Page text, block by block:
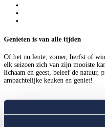
Genieten is van alle tijden
Of het nu lente, zomer, herfst of
elk seizoen zich van zijn mooiste
lichaam en geest, beleef de natuur,
ambachtelijke keuken en geniet!
Tot ziens op ons